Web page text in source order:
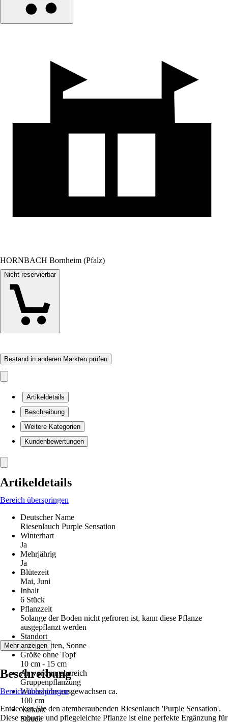
HORNBACH Bornheim (Pfalz)
Nicht reservierbar
Bestand in anderen Märkten prüfen
Artikeldetails
Beschreibung
Weitere Kategorien
Kundenbewertungen
Artikeldetails
Bereich überspringen
Deutscher Name
Riesenlauch Purple Sensation
Winterhart
Ja
Mehrjährig
Ja
Blütezeit
Mai, Juni
Inhalt
6 Stück
Pflanzzeit
Solange der Boden nicht gefroren ist, kann diese Pflanze
ausgepflanzt werden
Standort
Halbschatten, Sonne
Größe ohne Topf
10 cm - 15 cm
Anwendungsbereich
Gruppenpflanzung
Wuchshöhe ausgewachsen ca.
100 cm
Variante
Staude
Mehr anzeigen
Beschreibung
Bereich überspringen
Entdecken Sie den atemberaubenden Riesenlauch 'Purple Sensation'.
Diese robuste und pflegeleichte Pflanze ist eine perfekte Ergänzung für